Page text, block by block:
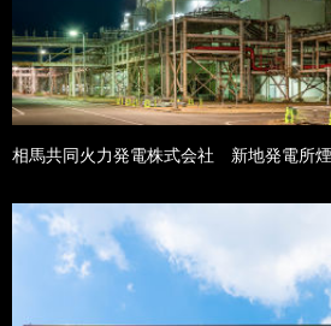
相馬共同火力発電株式会社 新地発電所